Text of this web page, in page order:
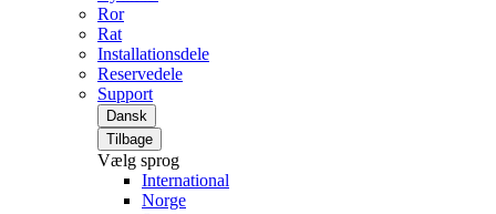
Ror
Rat
Installationsdele
Reservedele
Support
Dansk
Tilbage
Vælg sprog
International
Norge